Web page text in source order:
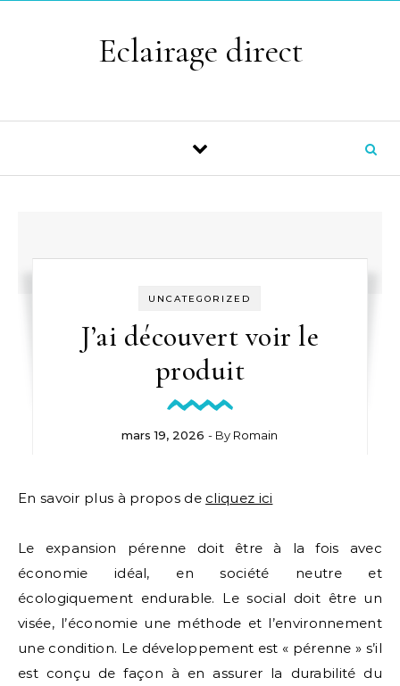
Eclairage direct
UNCATEGORIZED
J’ai découvert voir le
produit
mars 19, 2026 - By Romain
En savoir plus à propos de cliquez ici
Le expansion pérenne doit être à la fois avec
économie idéal, en société neutre et
écologiquement endurable. Le social doit être un
visée, l’économie une méthode et l’environnement
une condition. Le développement est « pérenne » s’il
est conçu de façon à en assurer la durabilité du